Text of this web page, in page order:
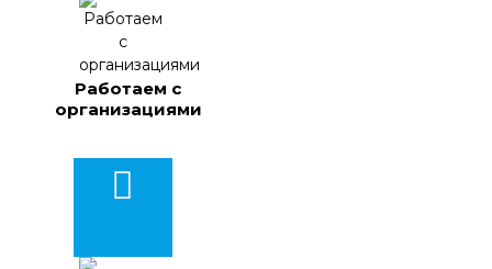
Работаем с
организациями